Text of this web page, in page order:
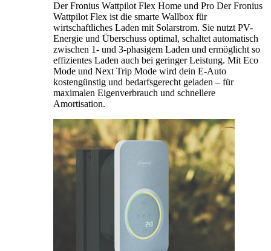
Der Fronius Wattpilot Flex Home und Pro Der Fronius
Wattpilot Flex ist die smarte Wallbox für
wirtschaftliches Laden mit Solarstrom. Sie nutzt PV-
Energie und Überschuss optimal, schaltet automatisch
zwischen 1- und 3-phasigem Laden und ermöglicht so
effizientes Laden auch bei geringer Leistung. Mit Eco
Mode und Next Trip Mode wird dein E-Auto
kostengünstig und bedarfsgerecht geladen – für
maximalen Eigenverbrauch und schnellere
Amortisation.